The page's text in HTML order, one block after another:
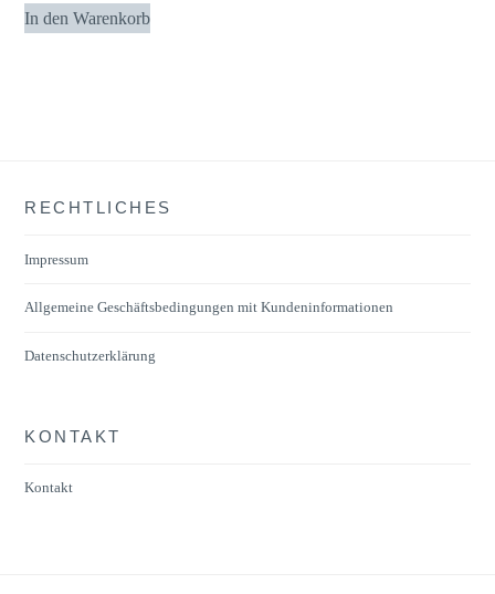
In den Warenkorb
RECHTLICHES
Impressum
Allgemeine Geschäftsbedingungen mit Kundeninformationen
Datenschutzerklärung
KONTAKT
Kontakt